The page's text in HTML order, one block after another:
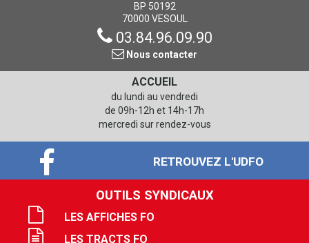
BP 50192
70000 VESOUL
03.84.96.09.90
Nous contacter
ACCUEIL
du lundi au vendredi
de 09h-12h et 14h-17h
mercredi sur rendez-vous
RETROUVEZ L'UDFO
OUTILS SYNDICAUX
LES AFFICHES FO
LES TRACTS FO